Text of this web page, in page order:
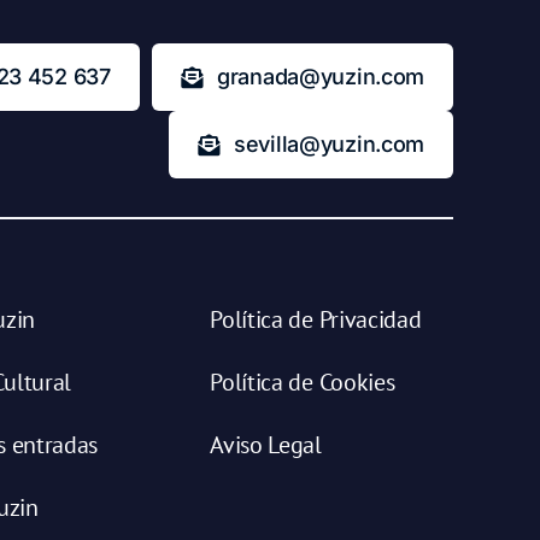
452 637 granada@yuzin.com
sevilla@yuzin.com
entradas
Política de Privacidad
Política de Cookies
Aviso Legal